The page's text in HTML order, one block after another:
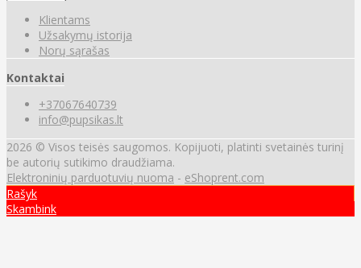
Klientams
Užsakymų istorija
Norų sąrašas
Kontaktai
+37067640739
info@pupsikas.lt
2026 © Visos teisės saugomos. Kopijuoti, platinti svetainės turinį
be autorių sutikimo draudžiama.
Elektroninių parduotuvių nuoma - eShoprent.com
Rašyk
Skambink